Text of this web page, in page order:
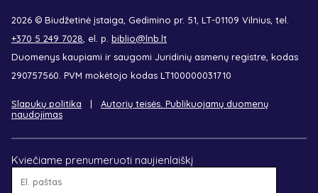
2026 © Biudžetinė įstaiga, Gedimino pr. 51, LT-01109 Vilnius, tel.
+370 5 249 7028, el. p. biblio@lnb.lt
Duomenys kaupiami ir saugomi Juridinių asmenų registre, kodas
290757560. PVM mokėtojo kodas LT100000031710
Slapukų politika
Autorių teisės. Publikuojamų duomenų
naudojimas
Kviečiame prenumeruoti naujienlaiškį